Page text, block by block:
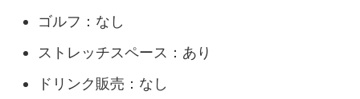
ゴルフ：なし
ストレッチスペース：あり
ドリンク販売：なし